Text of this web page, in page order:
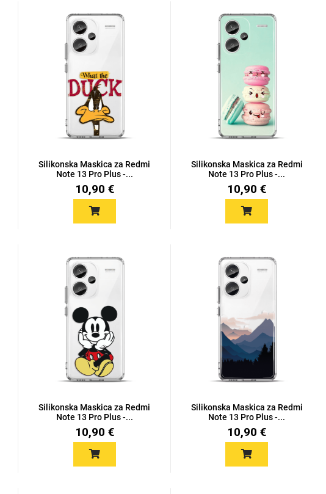
Silikonska Maskica za Redmi
Note 13 Pro Plus -...
10,90 €
Silikonska Maskica za Redmi
Note 13 Pro Plus -...
10,90 €
Silikonska Maskica za Redmi
Note 13 Pro Plus -...
10,90 €
Silikonska Maskica za Redmi
Note 13 Pro Plus -...
10,90 €